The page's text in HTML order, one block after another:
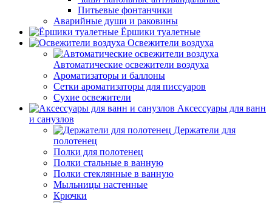
Питьевые фонтанчики
Аварийные души и раковины
Ёршики туалетные
Освежители воздуха
Автоматические освежители воздуха
Ароматизаторы и баллоны
Сетки ароматизаторы для писсуаров
Сухие освежители
Аксессуары для ванн
и санузлов
Держатели для
полотенец
Полки для полотенец
Полки стальные в ванную
Полки стеклянные в ванную
Мыльницы настенные
Крючки